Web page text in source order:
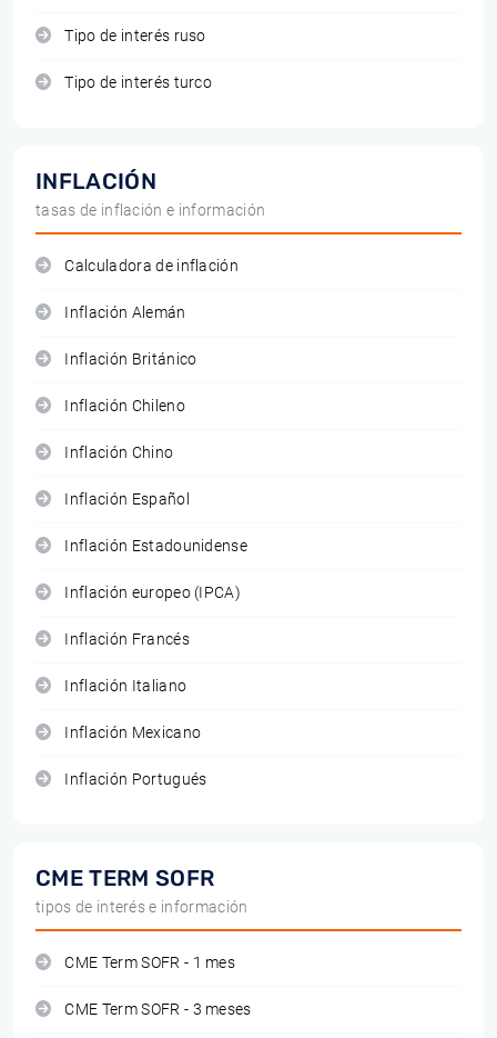
Tipo de interés ruso
Tipo de interés turco
INFLACIÓN
tasas de inflación e información
Calculadora de inflación
Inflación Alemán
Inflación Británico
Inflación Chileno
Inflación Chino
Inflación Español
Inflación Estadounidense
Inflación europeo (IPCA)
Inflación Francés
Inflación Italiano
Inflación Mexicano
Inflación Portugués
CME TERM SOFR
tipos de interés e información
CME Term SOFR - 1 mes
CME Term SOFR - 3 meses